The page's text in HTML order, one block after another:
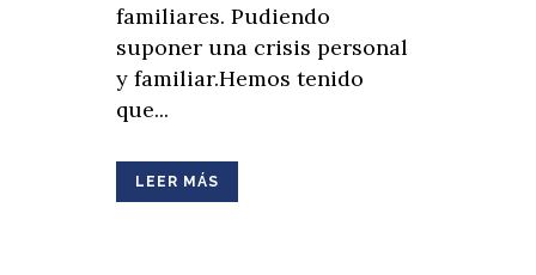
familiares. Pudiendo
suponer una crisis personal
y familiar.Hemos tenido
que...
LEER MÁS